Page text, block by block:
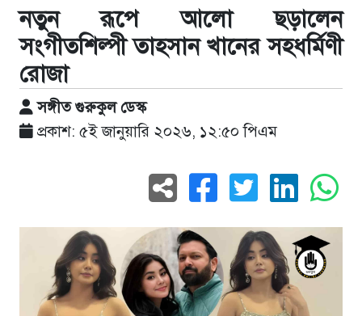
নতুন রূপে আলো ছড়ালেন
সংগীতশিল্পী তাহসান খানের সহধর্মিণী
রোজা
সঙ্গীত গুরুকুল ডেস্ক
প্রকাশ: ৫ই জানুয়ারি ২০২৬, ১২:৫০ পিএম